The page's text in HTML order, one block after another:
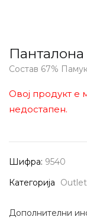
Состав 67%
Овој продукт е
недостапен.
Шифра: 9540
Категорија
Outlet
Дополнителни